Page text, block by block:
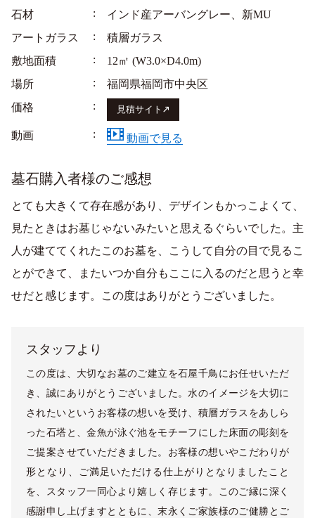
石材
インド産アーバングレー、新MU
アートガラス
積層ガラス
敷地面積
12㎡ (W3.0×D4.0m)
場所
福岡県福岡市中央区
価格
見積サイト
動画 動画で見る
墓石購入者様のご感想
とても大きくて存在感があり、デザインもかっこよくて、
見たときはお墓じゃないみたいと思えるぐらいでした。主
人が建ててくれたこのお墓を、こうして自分の目で見るこ
とができて、またいつか自分もここに入るのだと思うと幸
せだと感じます。この度はありがとうございました。
スタッフより
この度は、大切なお墓のご建立を石屋千鳥にお任せいただ
き、誠にありがとうございました。水のイメージを大切に
されたいというお客様の想いを受け、積層ガラスをあしら
った石塔と、金魚が泳ぐ池をモチーフにした床面の彫刻を
ご提案させていただきました。お客様の想いやこだわりが
形となり、ご満足いただける仕上がりとなりましたこと
を、スタッフ一同心より嬉しく存じます。このご縁に深く
感謝申し上げますとともに、末永くご家族様のご健勝とご